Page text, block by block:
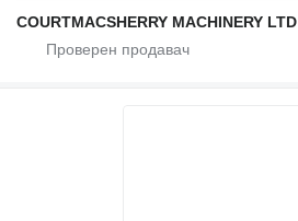
COURTMACSHERRY MACHINERY LTD